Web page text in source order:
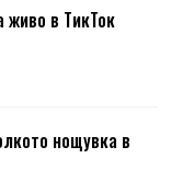
живо в ТикТок
нощувка в